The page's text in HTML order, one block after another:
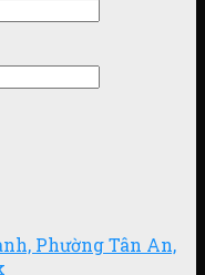
Phường Tân An,